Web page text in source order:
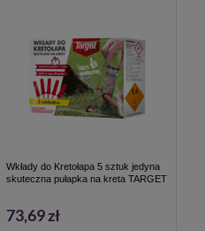
Wkłady do Kretołapa 5 sztuk jedyna
skuteczna pułapka na kreta TARGET
73,69 zł